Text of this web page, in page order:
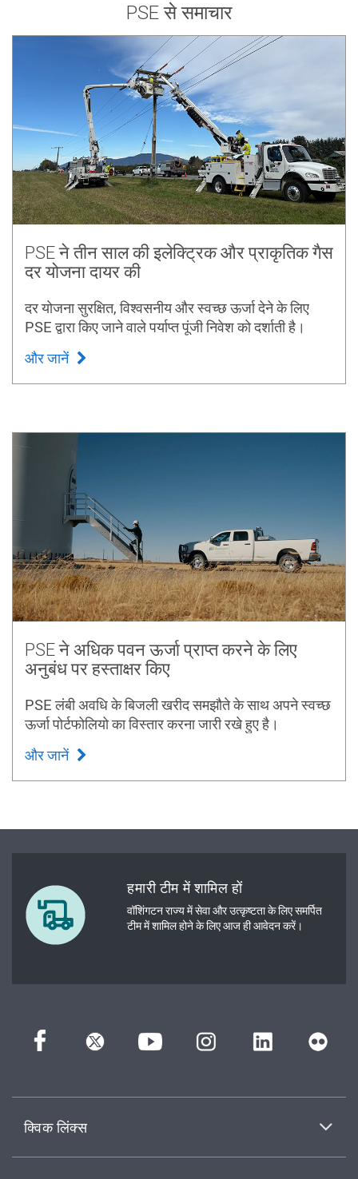
PSE से समाचार
PSE ने तीन साल की इलेक्ट्रिक और प्राकृतिक गैस
दर योजना दायर की
दर योजना सुरक्षित, विश्वसनीय और स्वच्छ ऊर्जा देने के लिए
PSE द्वारा किए जाने वाले पर्याप्त पूंजी निवेश को दर्शाती है।
और जानें
PSE ने अधिक पवन ऊर्जा प्राप्त करने के लिए
अनुबंध पर हस्ताक्षर किए
PSE लंबी अवधि के बिजली खरीद समझौते के साथ अपने स्वच्छ
ऊर्जा पोर्टफोलियो का विस्तार करना जारी रखे हुए है।
और जानें
हमारी टीम में शामिल हों
वॉशिंगटन राज्य में सेवा और उत्कृष्टता के लिए समर्पित
टीम में शामिल होने के लिए आज ही आवेदन करें।
क्विक लिंक्स